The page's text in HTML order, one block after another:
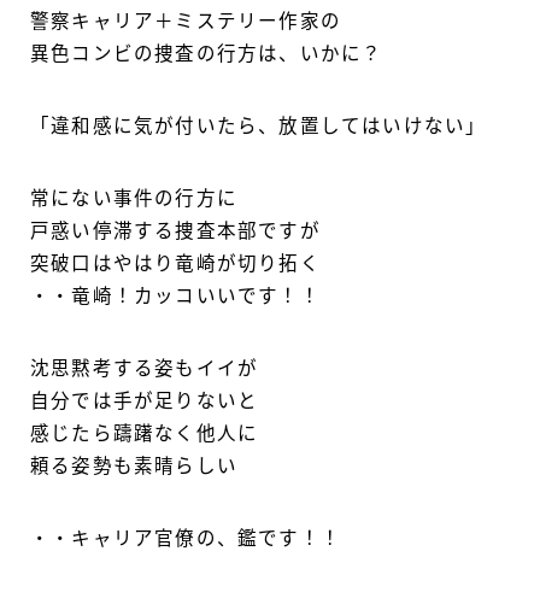
警察キャリア＋ミステリー作家の
異色コンビの捜査の行方は、いかに？
「違和感に気が付いたら、放置してはいけない」
常にない事件の行方に
戸惑い停滞する捜査本部ですが
突破口はやはり竜崎が切り拓く
・・竜崎！カッコいいです！！
沈思黙考する姿もイイが
自分では手が足りないと
感じたら躊躇なく他人に
頼る姿勢も素晴らしい
・・キャリア官僚の、鑑です！！